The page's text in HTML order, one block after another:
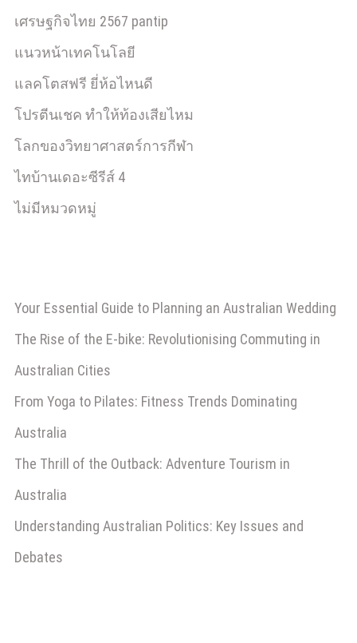
เศรษฐกิจไทย 2567 pantip
แนวหน้าเทคโนโลยี
แลคโตสฟรี ยี่ห้อไหนดี
โปรตีนเชค ทำให้ท้องเสียไหม
โลกของวิทยาศาสตร์การกีฬา
ไทบ้านเดอะซีรีส์ 4
ไม่มีหมวดหมู่
Your Essential Guide to Planning an Australian Wedding
The Rise of the E-bike: Revolutionising Commuting in
Australian Cities
From Yoga to Pilates: Fitness Trends Dominating
Australia
The Thrill of the Outback: Adventure Tourism in
Australia
Understanding Australian Politics: Key Issues and
Debates